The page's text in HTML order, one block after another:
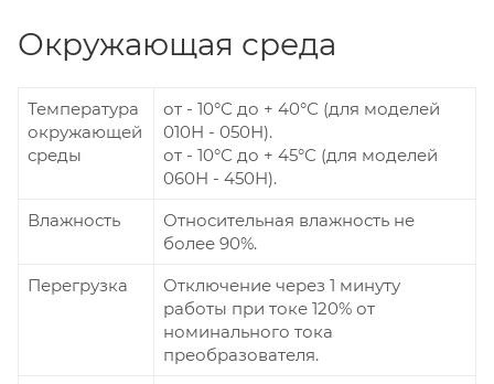
Окружающая среда
Температура
окружающей
среды
от - 10°С до + 40°С (для моделей
010Н - 050Н).
от - 10°С до + 45°С (для моделей
060Н - 450Н).
Влажность
Относительная влажность не
более 90%.
Перегрузка
Отключение через 1 минуту
работы при токе 120% от
номинального тока
преобразователя.